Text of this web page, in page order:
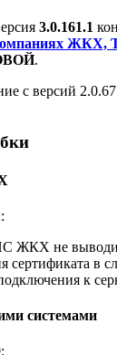
3.0.161.1
.
с версий
ЖКХ не
сертификата в
к
системами